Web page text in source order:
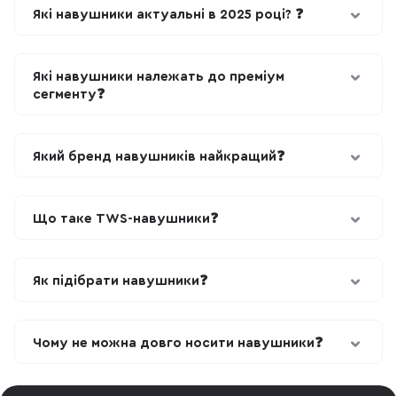
Які навушники актуальні в 2025 році? ❓
Які навушники належать до преміум
сегменту❓
Який бренд навушників найкращий❓
Що таке TWS-навушники❓
Як підібрати навушники❓
Чому не можна довго носити навушники❓